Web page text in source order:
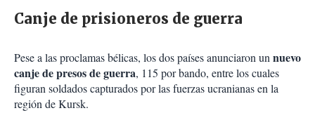
Canje de prisioneros de guerra
Pese a las proclamas bélicas, los dos países anunciaron unnuevo
canje de presos de guerra, 115 por bando, entre los cuales
figuran soldados capturados por las fuerzas ucranianas en la
región de Kursk.